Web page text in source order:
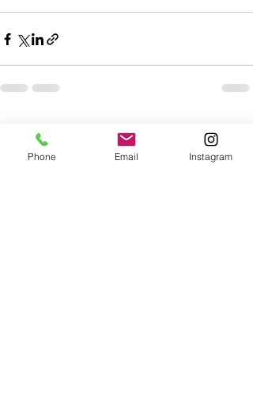
Aktuelle Beiträge
Phone Email Instagram